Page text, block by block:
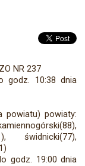
NR 237
o godz. 10:38 dnia
powiatu) powiaty:
świdnicki(77),
godz. 19:00 dnia